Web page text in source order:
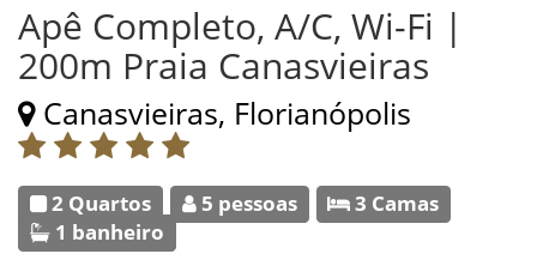
Apê Completo, A/C, Wi-Fi |
200m Praia Canasvieiras
Canasvieiras, Florianópolis
2 Quartos 5 pessoas
3 Camas
1 banheiro